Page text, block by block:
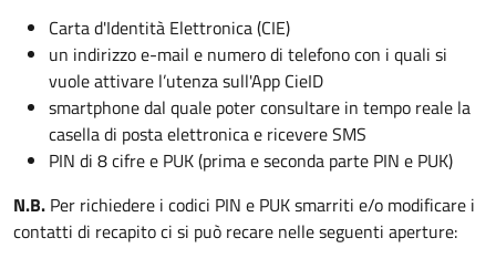
Carta d'Identità Elettronica (CIE)
un indirizzo e-mail e numero di telefono con i quali si
vuole attivare l’utenza sull'App CieID
smartphone dal quale poter consultare in tempo reale la
casella di posta elettronica e ricevere SMS
PIN di 8 cifre e PUK (prima e seconda parte PIN e PUK)
N.B. Per richiedere i codici PIN e PUK smarriti e/o modificare i
contatti di recapito ci si può recare nelle seguenti aperture: